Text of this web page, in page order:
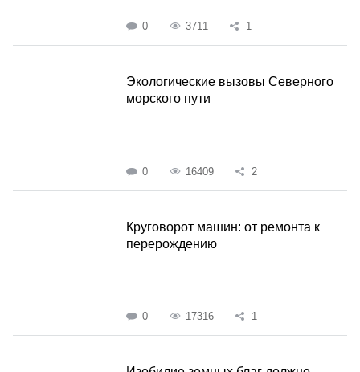
0 3711 1
Экологические вызовы Северного
морского пути
0 16409 2
Круговорот машин: от ремонта к
перерождению
0 17316 1